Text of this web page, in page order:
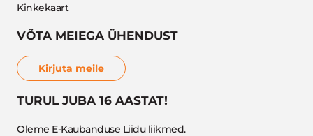
Kinkekaart
VÕTA MEIEGA ÜHENDUST
Kirjuta meile
TURUL JUBA 16 AASTAT!
Oleme E-Kaubanduse Liidu liikmed.